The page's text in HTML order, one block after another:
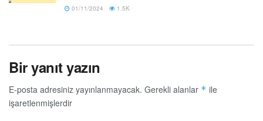
01/11/2024 1.5K
Bir yanıt yazın
E-posta adresiniz yayınlanmayacak. Gerekli alanlar * ile
işaretlenmişlerdir